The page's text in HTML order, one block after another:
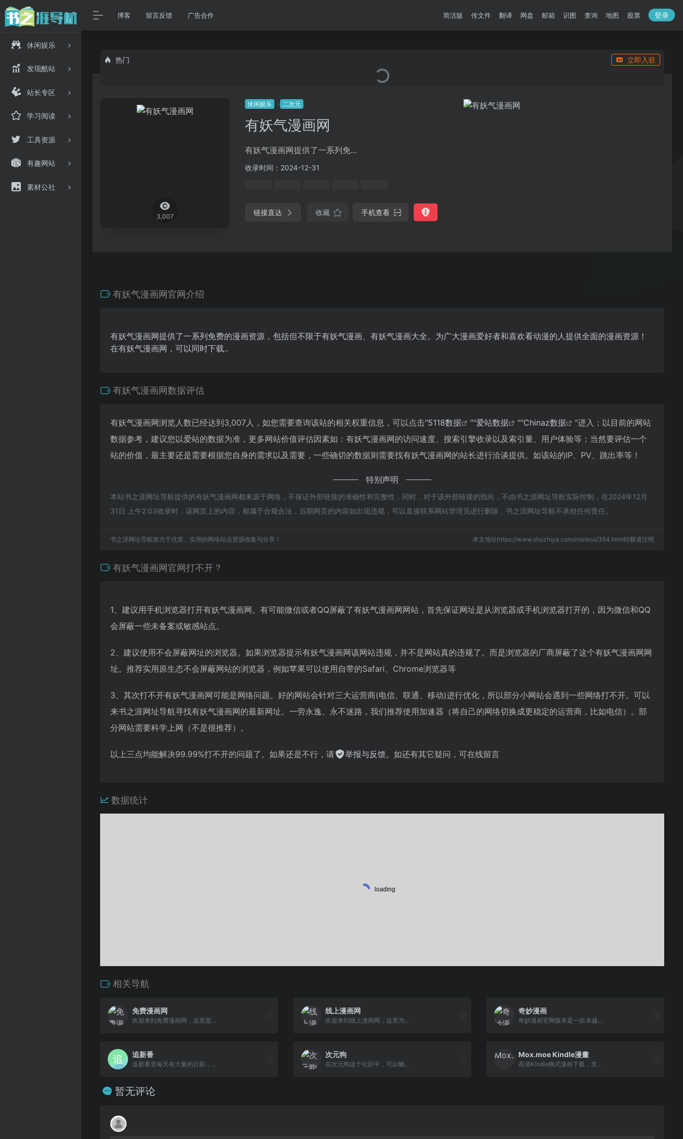
休闲娱乐
发现酷站
站长专区
学习阅读
工具资源
有趣网站
素材公社
博客 留言反馈 广告合作 简洁版 传文件 翻译 网盘 邮箱 识图 查询 地图 股票 登录
热门 立即入驻
3,007
休闲娱乐 二次元
有妖气漫画网
有妖气漫画网提供了一系列免...
收录时间：2024-12-31
链接直达 收藏 手机查看
有妖气漫画网官网介绍
有妖气漫画网提供了一系列免费的漫画资源，包括但不限于有妖气漫画、有妖气漫画大全。为广大漫画爱好者和喜欢看动漫的人提供全面的漫画资源！
在有妖气漫画网，可以同时下载..
有妖气漫画网数据评估
有妖气漫画网浏览人数已经达到3,007人，如您需要查询该站的相关权重信息，可以点击"5118数据 ""爱站数据 ""Chinaz数据
"进入；以目前的网站
数据参考，建议您以爱站的数据为准，更多网站价值评估因素如：有妖气漫画网的访问速度、搜索引擎收录以及索引量、用户体验等；当然要评估一个
站的价值，最主要还是需要根据您自身的需求以及需要，一些确切的数据则需要找有妖气漫画网的站长进行洽谈提供。如该站的IP、PV、跳出率等！
特别声明
本站书之涯网址导航提供的有妖气漫画网都来源于网络，不保证外部链接的准确性和完整性，同时，对于该外部链接的指向，不由书之涯网址导航实际控制，在2024年12月
31日 上午2:03收录时，该网页上的内容，都属于合规合法，后期网页的内容如出现违规，可以直接联系网站管理员进行删除，书之涯网址导航不承担任何责任。
书之涯网址导航致力于优质、实用的网络站点资源收集与分享！ 本文地址https://www.shuzhiya.com/msitess/354.html转载请注明
有妖气漫画网官网打不开？
1、建议用手机浏览器打开有妖气漫画网。有可能微信或者QQ屏蔽了有妖气漫画网网站，首先保证网址是从浏览器或手机浏览器打开的，因为微信和QQ
会屏蔽一些未备案或敏感站点。
2、建议使用不会屏蔽网址的浏览器。如果浏览器提示有妖气漫画网该网站违规，并不是网站真的违规了。而是浏览器的厂商屏蔽了这个有妖气漫画网网
址。推荐实用原生态不会屏蔽网站的浏览器，例如苹果可以使用自带的Safari、Chrome浏览器等
3、其次打不开有妖气漫画网可能是网络问题。好的网站会针对三大运营商(电信、联通、移动)进行优化，所以部分小网站会遇到一些网络打不开。可以
来书之涯网址导航寻找有妖气漫画网的最新网址。一劳永逸、永不迷路，我们推荐使用加速器（将自己的网络切换成更稳定的运营商，比如电信）。部
分网站需要科学上网（不是很推荐）。
以上三点均能解决99.99%打不开的问题了。如果还是不行，请 举报与反馈。如还有其它疑问，可在线留言
数据统计
相关导航
免费漫画网
欢迎来到免费漫画网，这里是...
线上漫画网
欢迎来到线上漫画网，这里为...
奇妙漫画
奇妙漫画官网版本是一款卓越...
追新番
追新番里每天有大量的日剧，...
次元狗
在次元狗这个社区中，可以畅...
Mox.moe Kindle漫畫
高清Kindle格式漫画下载，支...
暂无评论